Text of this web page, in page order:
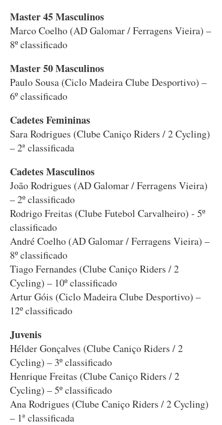
Master 45 Masculinos
Marco Coelho (AD Galomar / Ferragens Vieira) –
8º classificado
Master 50 Masculinos
Paulo Sousa (Ciclo Madeira Clube Desportivo) –
6º classificado
Cadetes Femininas
Sara Rodrigues (Clube Caniço Riders / 2 Cycling)
– 2ª classificada
Cadetes Masculinos
João Rodrigues (AD Galomar / Ferragens Vieira)
– 2º classificado
Rodrigo Freitas (Clube Futebol Carvalheiro) - 5º
classificado
André Coelho (AD Galomar / Ferragens Vieira) –
8º classificado
Tiago Fernandes (Clube Caniço Riders / 2
Cycling) – 10º classificado
Artur Góis (Ciclo Madeira Clube Desportivo) –
12º classificado
Juvenis
Hélder Gonçalves (Clube Caniço Riders / 2
Cycling) – 3º classificado
Henrique Freitas (Clube Caniço Riders / 2
Cycling) – 5º classificado
Ana Rodrigues (Clube Caniço Riders / 2 Cycling)
– 1ª classificada